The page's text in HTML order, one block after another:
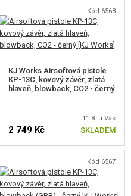
Kód 6568
KJ Works Airsoftová pistole
KP-13C, kovový závěr, zlatá
hlaveň, blowback, CO2 - černý
11.8. u Vás
2 749 Kč SKLADEM
Kód 6567